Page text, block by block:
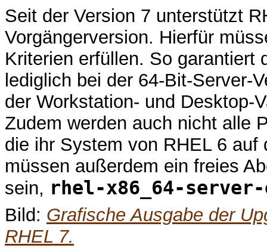
Seit der Version 7 unterstützt
Vorgängerversion. Hierfür
Kriterien erfüllen. So garantiert
lediglich bei der 64-Bit-Server-
der Workstation- und Desktop-
Zudem werden auch nicht alle
die ihr System von RHEL 6
müssen außerdem ein freies
sein, rhel-x86_64-
Bild: Grafische Ausgabe der
RHEL 7.